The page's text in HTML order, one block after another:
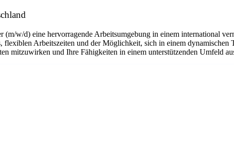
(m/w/d) eine hervorragende Arbeitsumgebung in einem international
Arbeitszeiten und der Möglichkeit, sich in einem dynamischen
mitzuwirken und Ihre Fähigkeiten in einem unterstützenden Umfeld